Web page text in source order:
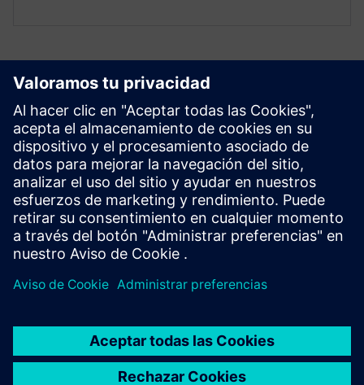
Explora los recursos y los
productos relacionados
Requisitos previos